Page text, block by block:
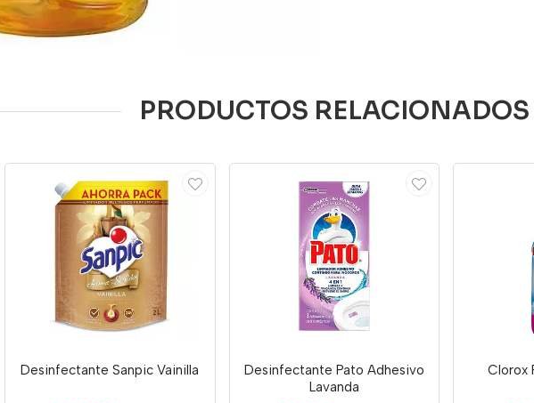
PRODUCTOS RELACIONADOS
Desinfectante Sanpic Vainilla
Desinfectante Pato Adhesivo
Lavanda
Clorox